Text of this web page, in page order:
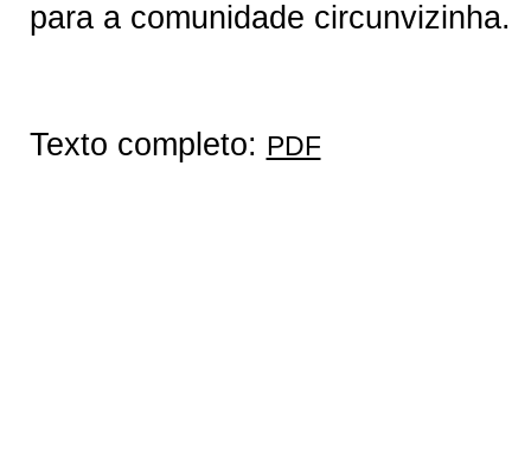
para a comunidade circunvizinha.
Texto completo: PDF